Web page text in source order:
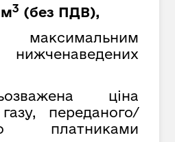
м3 (без ПДВ),
ціна
переданого/
платниками